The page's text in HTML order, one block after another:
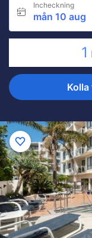
Incheckning
mån 10 aug
1